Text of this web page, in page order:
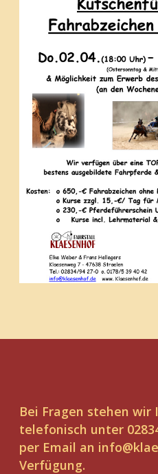
Bei Fragen stehen wir
telefonisch unter
per Email an
Verfügung.